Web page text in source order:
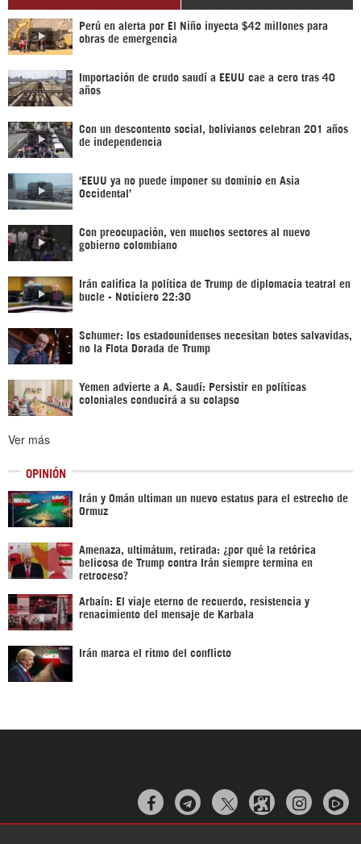
Perú en alerta por El Niño inyecta $42 millones para
obras de emergencia
Importación de crudo saudí a EEUU cae a cero tras 40
años
Con un descontento social, bolivianos celebran 201 años
de independencia
‘EEUU ya no puede imponer su dominio en Asia
Occidental’
Con preocupación, ven muchos sectores al nuevo
gobierno colombiano
Irán califica la política de Trump de diplomacia teatral en
bucle - Noticiero 22:30
Schumer: los estadounidenses necesitan botes salvavidas,
no la Flota Dorada de Trump
Yemen advierte a A. Saudí: Persistir en políticas
coloniales conducirá a su colapso
Ver más
OPINIÓN
Irán y Omán ultiman un nuevo estatus para el estrecho de
Ormuz
Amenaza, ultimátum, retirada: ¿por qué la retórica
belicosa de Trump contra Irán siempre termina en
retroceso?
Arbaín: El viaje eterno de recuerdo, resistencia y
renacimiento del mensaje de Karbala
Irán marca el ritmo del conflicto
  